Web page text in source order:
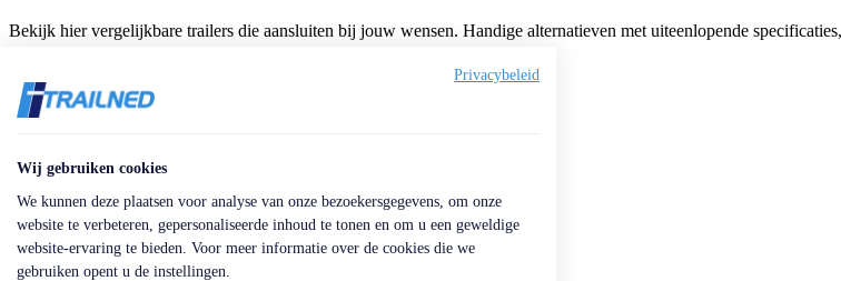
Bekijk hier vergelijkbare trailers die aansluiten bij jouw wensen. Handige alternatieven met uiteenlopende
Referentie: TR1972
Knapen Trailers K100 – 92m3 10mm floor Alcoa
Inhoud:
Kleur:
overig
Bouwjaar:
2015
Privacybeleid
Wij gebruiken cookies
We kunnen deze plaatsen voor analyse van onze bezoekersgegevens, om onze
website te verbeteren, gepersonaliseerde inhoud te tonen en om u een geweldige
website-ervaring te bieden. Voor meer informatie over de cookies die we
gebruiken opent u de instellingen.